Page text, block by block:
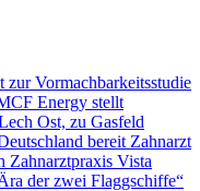
Vormachbarkeitsstudie
Energy stellt
Ost, zu Gasfeld
bereit Zahnarzt
Zahnarztpraxis Vista
der zwei Flaggschiffe“